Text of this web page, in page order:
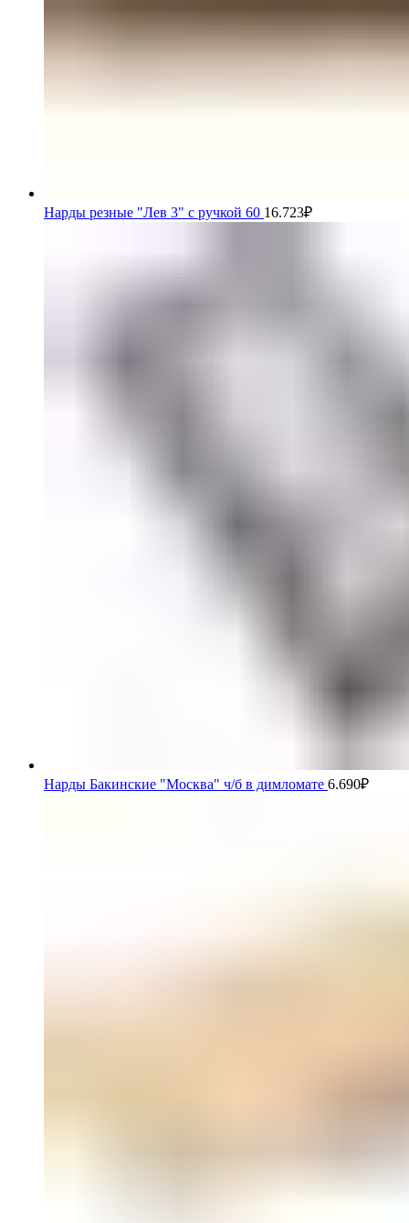
Нарды резные "Лев 3" с ручкой 60 16.723₽
Нарды Бакинские "Москва" ч/б в димломате 6.690₽